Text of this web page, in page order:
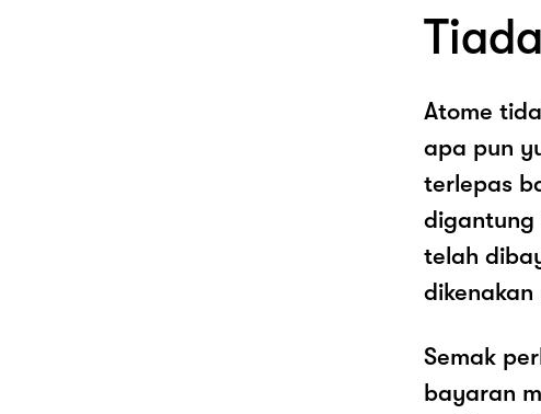
Atome
apa pun
terlepas
digantung
telah
Semak
bayaran